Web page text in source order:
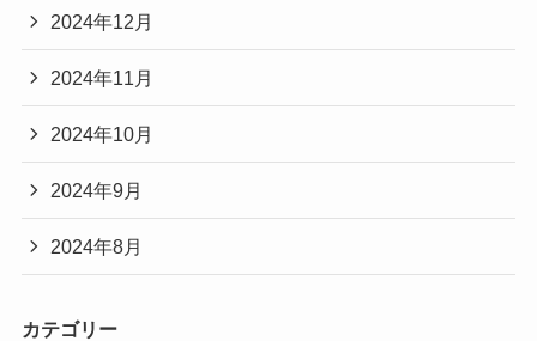
2024年12月
2024年11月
2024年10月
2024年9月
2024年8月
カテゴリー